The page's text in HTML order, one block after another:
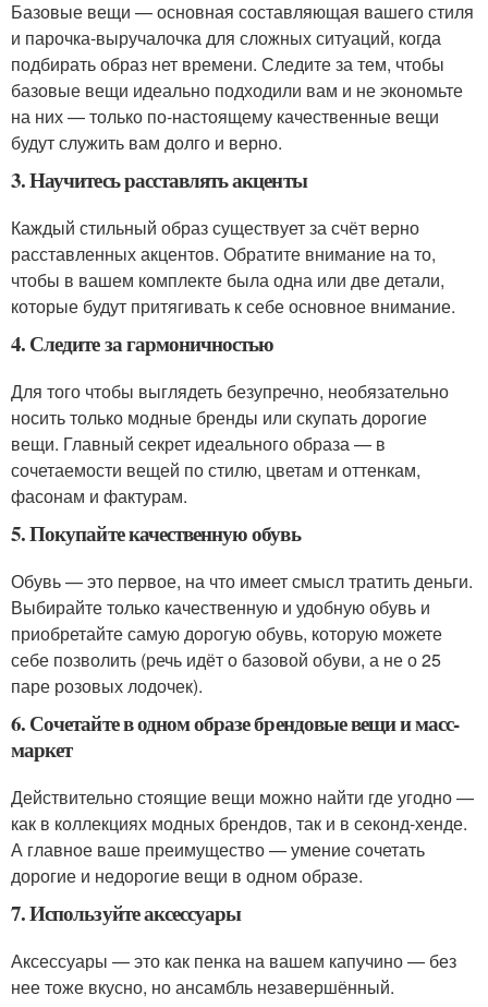
Базовые вещи — основная составляющая вашего стиля
и парочка-выручалочка для сложных ситуаций, когда
подбирать образ нет времени. Следите за тем, чтобы
базовые вещи идеально подходили вам и не экономьте
на них — только по-настоящему качественные вещи
будут служить вам долго и верно.
3. Научитесь расставлять акценты
Каждый стильный образ существует за счёт верно
расставленных акцентов. Обратите внимание на то,
чтобы в вашем комплекте была одна или две детали,
которые будут притягивать к себе основное внимание.
4. Следите за гармоничностью
Для того чтобы выглядеть безупречно, необязательно
носить только модные бренды или скупать дорогие
вещи. Главный секрет идеального образа — в
сочетаемости вещей по стилю, цветам и оттенкам,
фасонам и фактурам.
5. Покупайте качественную обувь
Обувь — это первое, на что имеет смысл тратить деньги.
Выбирайте только качественную и удобную обувь и
приобретайте самую дорогую обувь, которую можете
себе позволить (речь идёт о базовой обуви, а не о 25
паре розовых лодочек).
6. Сочетайте в одном образе брендовые вещи и масс-
маркет
Действительно стоящие вещи можно найти где угодно —
как в коллекциях модных брендов, так и в секонд-хенде.
А главное ваше преимущество — умение сочетать
дорогие и недорогие вещи в одном образе.
7. Используйте аксессуары
Аксессуары — это как пенка на вашем капучино — без
нее тоже вкусно, но ансамбль незавершённый.